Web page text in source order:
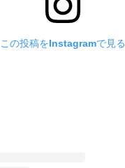
この投稿をInstagramで見る